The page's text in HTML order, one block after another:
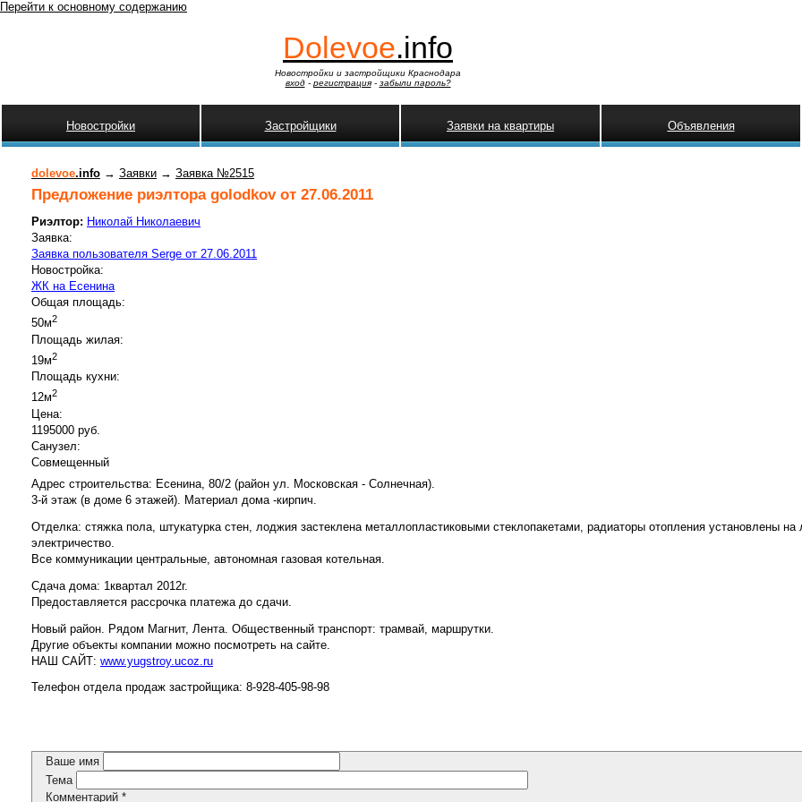
Перейти к основному содержанию
Dolevoe.info
Новостройки и застройщики Краснодара
вход- регистрация- забыли пароль?
Новостройки Застройщики Заявки на квартиры Объявления
dolevoe.info → Заявки → Заявка №2515
Предложение риэлтора golodkov от 27.06.2011
Риэлтор: Николай Николаевич
Заявка:
Заявка пользователя Serge от 27.06.2011
Новостройка:
ЖК на Есенина
Общая площадь:
50м2
Площадь жилая:
19м2
Площадь кухни:
12м2
Цена:
1195000 руб.
Санузел:
Совмещенный
Адрес строительства: Есенина, 80/2 (район ул. Московская - Солнечная).
3-й этаж (в доме 6 этажей). Материал дома -кирпич.
Отделка: стяжка пола, штукатурка стен, лоджия застеклена металлопластиковыми стеклопакетами, радиаторы отопления установлены
электричество.
Все коммуникации центральные, автономная газовая котельная.
Сдача дома: 1квартал 2012г.
Предоставляется рассрочка платежа до сдачи.
Новый район. Рядом Магнит, Лента. Общественный транспорт: трамвай, маршрутки.
Другие объекты компании можно посмотреть на сайте.
НАШ САЙТ: www.yugstroy.ucoz.ru
Телефон отдела продаж застройщика: 8-928-405-98-98
Ваше имя
Тема
Комментарий *